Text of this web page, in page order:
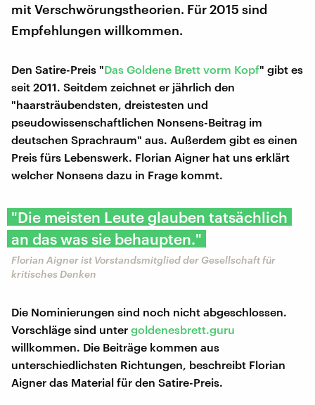
mit Verschwörungstheorien. Für 2015 sind
Empfehlungen willkommen.
Den Satire-Preis "Das Goldene Brett vorm Kopf" gibt es
seit 2011. Seitdem zeichnet er jährlich den
"haarsträubendsten, dreistesten und
pseudowissenschaftlichen Nonsens-Beitrag im
deutschen Sprachraum" aus. Außerdem gibt es einen
Preis fürs Lebenswerk. Florian Aigner hat uns erklärt
welcher Nonsens dazu in Frage kommt.
"Die meisten Leute glauben tatsächlich
an das was sie behaupten."
Florian Aigner ist Vorstandsmitglied der Gesellschaft für
kritisches Denken
Die Nominierungen sind noch nicht abgeschlossen.
Vorschläge sind unter goldenesbrett.guru
willkommen. Die Beiträge kommen aus
unterschiedlichsten Richtungen, beschreibt Florian
Aigner das Material für den Satire-Preis.